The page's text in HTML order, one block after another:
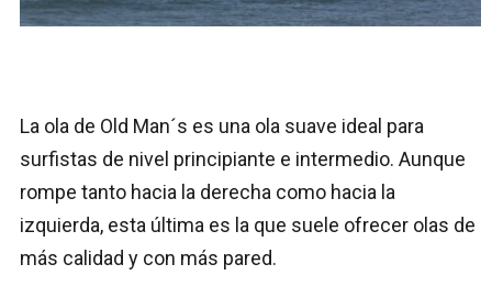
La ola de Old Man´s es una ola suave ideal para
surfistas de nivel principiante e intermedio. Aunque
rompe tanto hacia la derecha como hacia la
izquierda, esta última es la que suele ofrecer olas de
más calidad y con más pared.